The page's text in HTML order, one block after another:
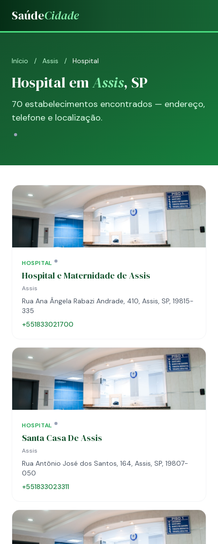
SaúdeCidade
Início / Assis / Hospital
Hospital emAssis, SP
70 estabelecimentos encontrados — endereço,
telefone e localização.
HOSPITAL
Hospital e Maternidade de Assis
Assis
Rua Ana Ângela Rabazi Andrade, 410, Assis, SP, 19815-
335
+551833021700
HOSPITAL
Santa Casa De Assis
Assis
Rua Antônio José dos Santos, 164, Assis, SP, 19807-
050
+551833023311